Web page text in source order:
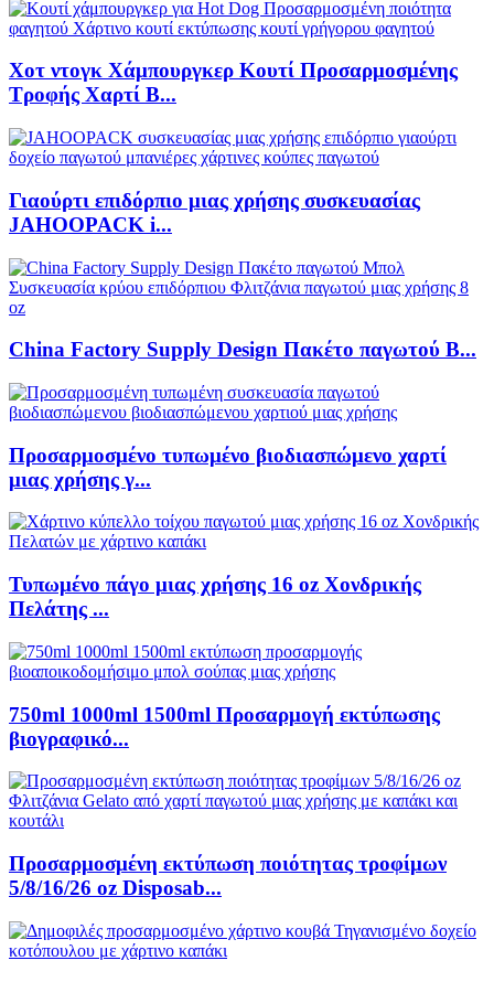
Χοτ ντογκ Χάμπουργκερ Κουτί Προσαρμοσμένης
Τροφής Χαρτί Β...
Γιαούρτι επιδόρπιο μιας χρήσης συσκευασίας
JAHOOPACK i...
China Factory Supply Design Πακέτο παγωτού Β...
Προσαρμοσμένο τυπωμένο βιοδιασπώμενο χαρτί
μιας χρήσης γ...
Τυπωμένο πάγο μιας χρήσης 16 oz Χονδρικής
Πελάτης ...
750ml 1000ml 1500ml Προσαρμογή εκτύπωσης
βιογραφικό...
Προσαρμοσμένη εκτύπωση ποιότητας τροφίμων
5/8/16/26 oz Disposab...